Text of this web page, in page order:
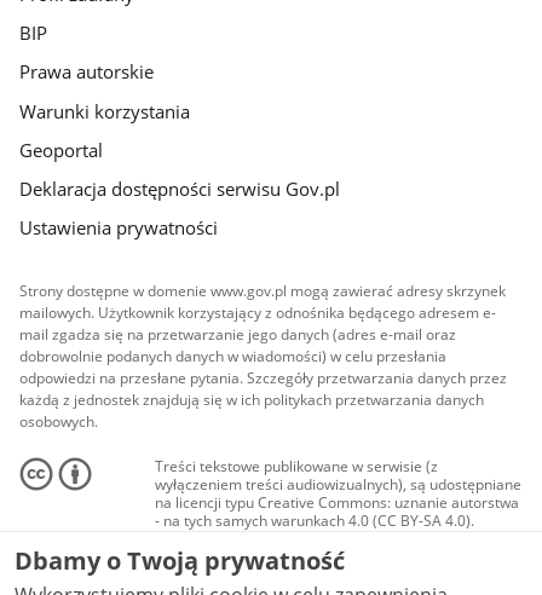
BIP
Prawa autorskie
Warunki korzystania
Geoportal
Deklaracja dostępności serwisu Gov.pl
Ustawienia prywatności
Strony dostępne w domenie www.gov.pl mogą zawierać adresy skrzynek
mailowych. Użytkownik korzystający z odnośnika będącego adresem e-
mail zgadza się na przetwarzanie jego danych (adres e-mail oraz
dobrowolnie podanych danych w wiadomości) w celu przesłania
odpowiedzi na przesłane pytania. Szczegóły przetwarzania danych przez
każdą z jednostek znajdują się w ich politykach przetwarzania danych
osobowych.
Treści tekstowe publikowane w serwisie (z
wyłączeniem treści audiowizualnych), są udostępniane
na licencji typu Creative Commons: uznanie autorstwa
- na tych samych warunkach 4.0 (CC BY-SA 4.0).
Materiały audiowizualne, w tym zdjęcia, materiały
audio i wideo, są udostępniane na licencji typu
Creative Commons: uznanie autorstwa użycie
Dbamy o Twoją prywatność